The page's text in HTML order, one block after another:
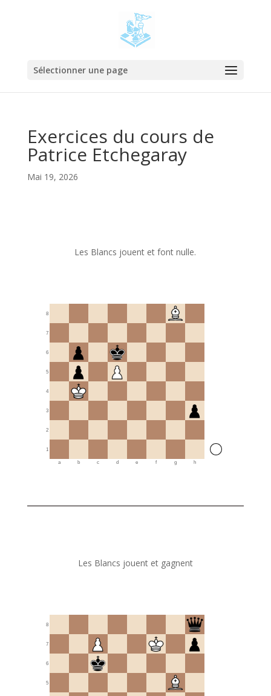
Sélectionner une page
Exercices du cours de
Patrice Etchegaray
Mai 19, 2026
Les Blancs jouent et font nulle.
1
2
3
4
5
6
7
8
a b c d e f g h
Les Blancs jouent et gagnent
5
6
7
8